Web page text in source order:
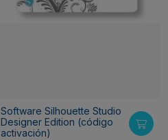
Software Silhouette Studio
Designer Edition (código
activación)